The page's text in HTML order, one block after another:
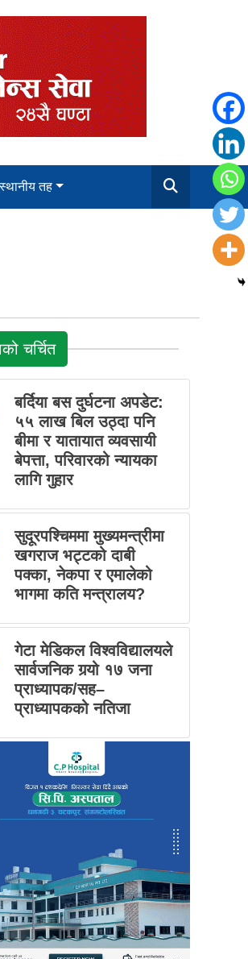
स्थानीय तह
चर्चित
बर्दिया बस दुर्घटना अपडेट:
५५ लाख बिल उठ्दा पनि
बीमा र यातायात व्यवसायी
बेपत्ता, परिवारको न्यायका
लागि गुहार
सुदूरपश्चिममा मुख्यमन्त्रीमा
खगराज भट्टको दाबी
पक्का, नेकपा र एमालेको
भागमा कति मन्त्रालय?
गेटा मेडिकल विश्वविद्यालयले
सार्वजनिक गर्‍यो १७ जना
प्राध्यापक/सह–
प्राध्यापकको नतिजा